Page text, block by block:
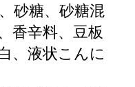
砂糖、砂糖混
香辛料、豆板
、液状こんに